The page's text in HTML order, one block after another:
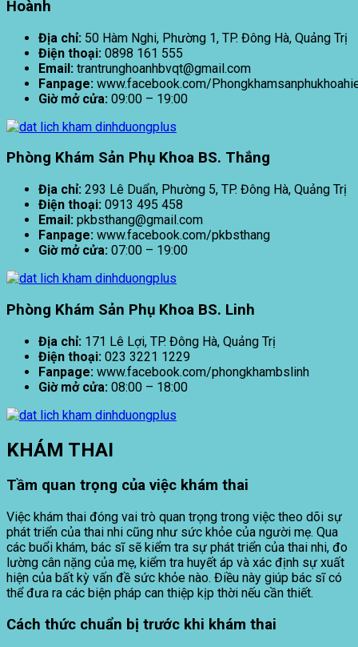
Hoành
Địa chỉ: 50 Hàm Nghi, Phường 1, TP. Đông Hà, Quảng Trị
Điện thoại: 0898 161 555
Email: trantrunghoanhbvqt@gmail.com
Fanpage: www.facebook.com/
Giờ mở cửa: 09:00 – 19:00
Phòng Khám Sản Phụ Khoa BS. Thắng
Địa chỉ: 293 Lê Duẩn, Phường 5, TP. Đông Hà, Quảng Trị
Điện thoại: 0913 495 458
Email: pkbsthang@gmail.com
Fanpage: www.facebook.com/pkbsthang
Giờ mở cửa: 07:00 – 19:00
Phòng Khám Sản Phụ Khoa BS. Linh
Địa chỉ: 171 Lê Lợi, TP. Đông Hà, Quảng Trị
Điện thoại: 023 3221 1229
Fanpage: www.facebook.com/phongkhambslinh
Giờ mở cửa: 08:00 – 18:00
KHÁM THAI
Tầm quan trọng của việc khám thai
Việc khám thai đóng vai trò quan trọng trong việc theo dõi sự
phát triển của thai nhi cũng như sức khỏe của người mẹ. Qua
các buổi khám, bác sĩ sẽ kiểm tra sự phát triển của thai nhi, đo
lường cân nặng của mẹ, kiểm tra huyết áp và xác định sự xuất
hiện của bất kỳ vấn đề sức khỏe nào. Điều này giúp bác sĩ có
thể đưa ra các biện pháp can thiệp kịp thời nếu cần thiết.
Cách thức chuẩn bị trước khi khám thai